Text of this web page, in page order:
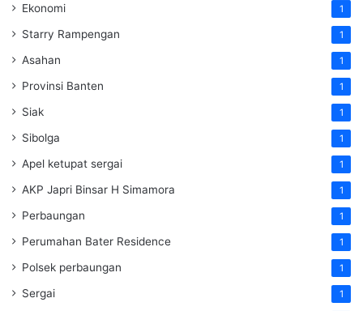
Ekonomi 1
Starry Rampengan 1
Asahan 1
Provinsi Banten 1
Siak 1
Sibolga 1
Apel ketupat sergai 1
AKP Japri Binsar H Simamora 1
Perbaungan 1
Perumahan Bater Residence 1
Polsek perbaungan 1
Sergai 1